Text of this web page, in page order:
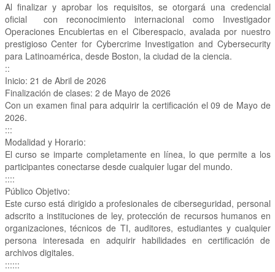
Al finalizar y aprobar los requisitos, se otorgará una credencial
oficial con reconocimiento internacional como Investigador
Operaciones Encubiertas en el Ciberespacio, avalada por nuestro
prestigioso Center for Cybercrime Investigation and Cybersecurity
para Latinoamérica, desde Boston, la ciudad de la ciencia.
::
Inicio: 21 de Abril de 2026
Finalización de clases: 2 de Mayo de 2026
Con un examen final para adquirir la certificación el 09 de Mayo de
2026.
:::
Modalidad y Horario:
El curso se imparte completamente en línea, lo que permite a los
participantes conectarse desde cualquier lugar del mundo.
::::
Público Objetivo:
Este curso está dirigido a profesionales de ciberseguridad, personal
adscrito a instituciones de ley, protección de recursos humanos en
organizaciones, técnicos de TI, auditores, estudiantes y cualquier
persona interesada en adquirir habilidades en certificación de
archivos digitales.
::::::